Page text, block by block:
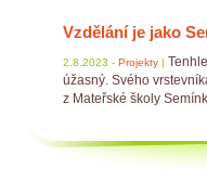
Vzdělání je jako
2.8.2023 - Projekty |
úžasný. Svého
z Mateřské školy